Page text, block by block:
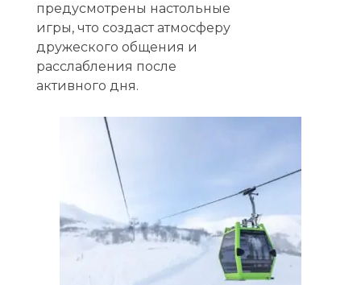
предусмотрены настольные
игры, что создаст атмосферу
дружеского общения и
расслабления после
активного дня.